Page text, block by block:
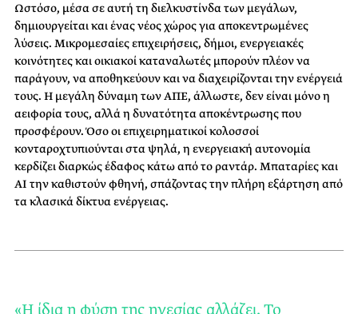
Ωστόσο, μέσα σε αυτή τη διελκυστίνδα των μεγάλων,
δημιουργείται και ένας νέος χώρος για αποκεντρωμένες
λύσεις. Μικρομεσαίες επιχειρήσεις, δήμοι, ενεργειακές
κοινότητες και οικιακοί καταναλωτές μπορούν πλέον να
παράγουν, να αποθηκεύουν και να διαχειρίζονται την ενέργειά
τους. Η μεγάλη δύναμη των ΑΠΕ, άλλωστε, δεν είναι μόνο η
αειφορία τους, αλλά η δυνατότητα αποκέντρωσης που
προσφέρουν. Όσο οι επιχειρηματικοί κολοσσοί
κονταροχτυπιούνται στα ψηλά, η ενεργειακή αυτονομία
κερδίζει διαρκώς έδαφος κάτω από το ραντάρ. Μπαταρίες και
ΑΙ την καθιστούν φθηνή, σπάζοντας την πλήρη εξάρτηση από
τα κλασικά δίκτυα ενέργειας.
«Η ίδια η φύση της ηγεσίας αλλάζει. Το